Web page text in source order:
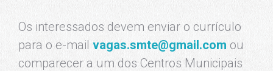
Os interessados devem enviar o currículo
para o e-mail vagas.smte@gmail.com ou
comparecer a um dos Centros Municipais